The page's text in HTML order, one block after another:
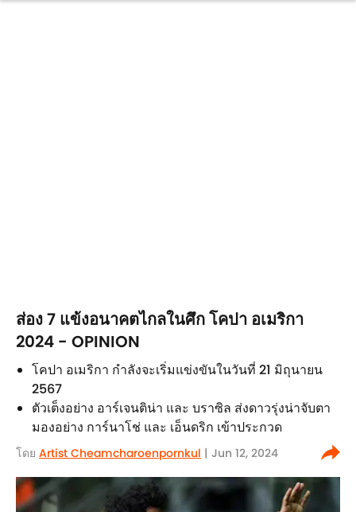
ส่อง 7 แข้งอนาคตไกลในศึก โคปา อเมริกา
2024 - OPINION
โคปา อเมริกา กำลังจะเริ่มแข่งขันในวันที่ 21 มิถุนายน
2567
ตัวเต็งอย่าง อาร์เจนติน่า และ บราซิล ส่งดาวรุ่งน่าจับตา
มองอย่าง การ์นาโช่ และ เอ็นดริก เข้าประกวด
โดย Artist Cheamcharoenpornkul | Jun 12, 2024